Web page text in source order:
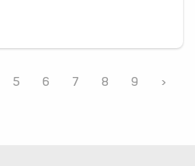
5 6 7 8 9 ›